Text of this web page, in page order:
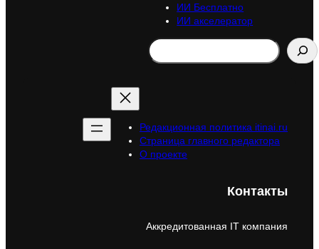
ИИ Бесплатно
ИИ акселератор
Search
Редакционная политика itinai.ru
Страница главного редактора
О проекте
Контакты
Аккредитованная IT компания